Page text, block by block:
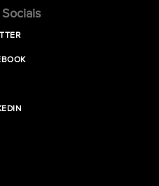
Sociais